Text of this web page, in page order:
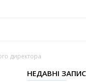
директора
НЕДАВНІ